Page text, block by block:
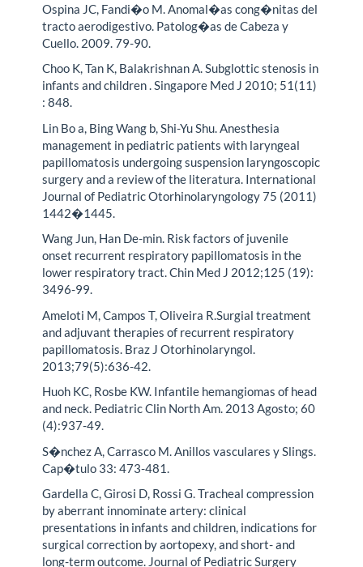
Ospina JC, Fandi�o M. Anomal�as cong�nitas del
tracto aerodigestivo. Patolog�as de Cabeza y
Cuello. 2009. 79-90.
Choo K, Tan K, Balakrishnan A. Subglottic stenosis in
infants and children . Singapore Med J 2010; 51(11)
: 848.
Lin Bo a, Bing Wang b, Shi-Yu Shu. Anesthesia
management in pediatric patients with laryngeal
papillomatosis undergoing suspension laryngoscopic
surgery and a review of the literatura. International
Journal of Pediatric Otorhinolaryngology 75 (2011)
1442�1445.
Wang Jun, Han De-min. Risk factors of juvenile
onset recurrent respiratory papillomatosis in the
lower respiratory tract. Chin Med J 2012;125 (19):
3496-99.
Ameloti M, Campos T, Oliveira R.Surgial treatment
and adjuvant therapies of recurrent respiratory
papillomatosis. Braz J Otorhinolaryngol.
2013;79(5):636-42.
Huoh KC, Rosbe KW. Infantile hemangiomas of head
and neck. Pediatric Clin North Am. 2013 Agosto; 60
(4):937-49.
S�nchez A, Carrasco M. Anillos vasculares y Slings.
Cap�tulo 33: 473-481.
Gardella C, Girosi D, Rossi G. Tracheal compression
by aberrant innominate artery: clinical
presentations in infants and children, indications for
surgical correction by aortopexy, and short- and
long-term outcome. Journal of Pediatric Surgery